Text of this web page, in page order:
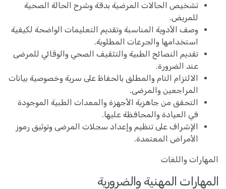
تشخيص الحالات المرضية بدقة وشرح الحالة الصحية
للمريض.
وصف الأدوية المناسبة وتقديم التعليمات الواضحة لكيفية
استخدامها والجرعات المطلوبة.
تقديم النصائح الطبية والتثقيف الصحي والوقائي للمرضى
عند الضرورة.
الالتزام التام والمطلق بالحفاظ على سرية وخصوصية بيانات
المراجعين والمرضى.
التحقق من جاهزية الأجهزة والمعدات الطبية الموجودة
في العيادة والمحافظة عليها.
الإشراف على تنظيم وإعداد سجلات المرضى وتوثيق رموز
الأمراض المعتمدة.
المهارات واللغات
المهارات المهنية والضرورية